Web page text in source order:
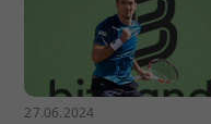
27.06.2024